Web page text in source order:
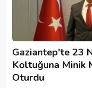
Gaziantep'te 23
Koltuğuna Minik
Oturdu